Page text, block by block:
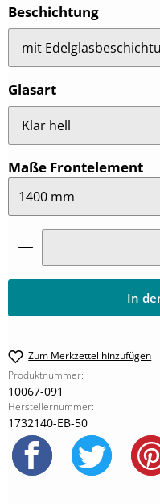
Beschichtung
Glasartauswählen
Maße Frontelement
Produkt Anzahl: Gib
In
Zum Merkzettel hinzufügen
Produktnummer:
10067-091
Herstellernummer:
1732140-EB-50